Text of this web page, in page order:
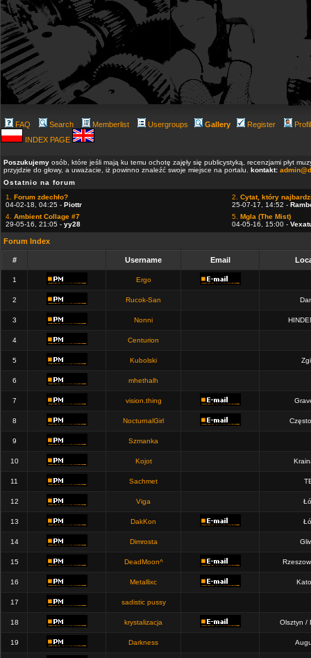
FAQ Search Memberlist Usergroups Gallery Register
INDEX PAGE
Poszukujemy osób, które jeśli mają ku temu ochotę zajęły się publicystyką, recenzjami płyt
przyjdzie do głowy, a uważacie, iż powinno znaleźć swoje miejsce na portalu. kontakt:
Ostatnio na forum
1. Forum zdechło?
04-02-18, 04:25 - Piottr
2. Cytat, który
25-07-17, 14:52 -
4. Ambient Collage #7
29-05-16, 21:05 - yy28
5. Mgla (The Mist)
04-05-16, 15:00 -
Forum Index
# Username Email
1 Ergo
2 Rucok-San
3 Nonni
4 Centurion
5 Kubolski
6 mhethalh
7 vision.thing
8 NocturnalGirl
9 Szmanka
10 Kojot
11 Sachmet
12 Viga
13 DakKon
14 Dimrosta
15 DeadMoon^
16 Metallixc
17 sadistic pussy
18 krystalizacja Olsztyn /
19 Darkness